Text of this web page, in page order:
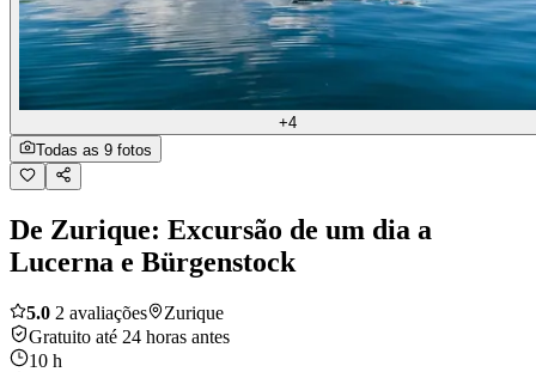
+4
Todas as 9 fotos
De Zurique: Excursão de um dia a
Lucerna e Bürgenstock
5.0 2 avaliações
Zurique
Gratuito até 24 horas antes
10 h